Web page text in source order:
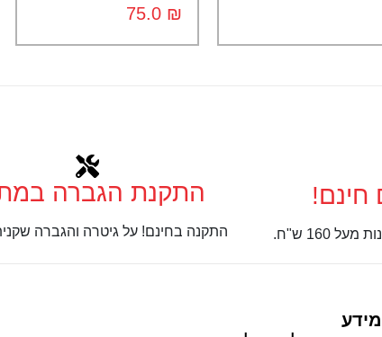
₪
חינם!
160 ש"ח.
התקנת הגברה
התקנה בחינם! על גיטרה והגברה